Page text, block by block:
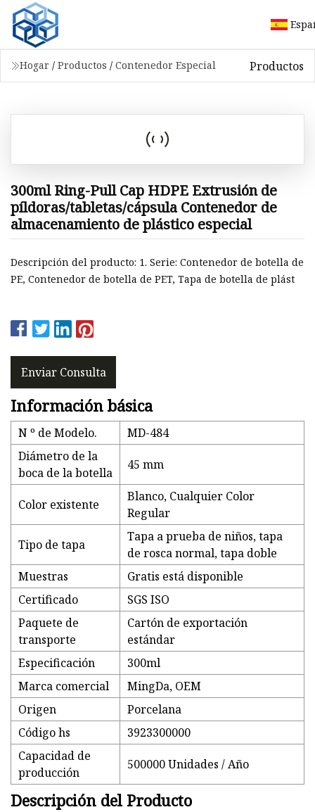
Hogar / Productos / Contenedor Especial Productos
300ml Ring-Pull Cap HDPE Extrusión de
píldoras/tabletas/cápsula Contenedor de
almacenamiento de plástico especial
Descripción del producto: 1. Serie: Contenedor de botella de
PE, Contenedor de botella de PET, Tapa de botella de plást
Enviar Consulta
Información básica
N º de Modelo.
MD-484
Diámetro de la
boca de la botella
45 mm
Color existente
Blanco, Cualquier Color
Regular
Tipo de tapa
Tapa a prueba de niños, tapa
de rosca normal, tapa doble
Muestras
Gratis está disponible
Certificado
SGS ISO
Paquete de
transporte
Cartón de exportación
estándar
Especificación
300ml
Marca comercial
MingDa, OEM
Origen
Porcelana
Código hs
3923300000
Capacidad de
producción
500000 Unidades / Año
Descripción del Producto